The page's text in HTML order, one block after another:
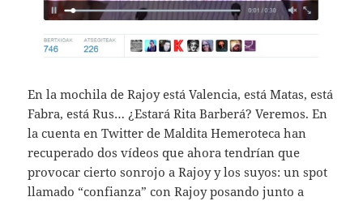
En la mochila de Rajoy está Valencia, está Matas, está
Fabra, está Rus… ¿Estará Rita Barberá? Veremos. En
la cuenta en Twitter de Maldita Hemeroteca han
recuperado dos vídeos que ahora tendrían que
provocar cierto sonrojo a Rajoy y los suyos: un spot
llamado “confianza” con Rajoy posando junto a